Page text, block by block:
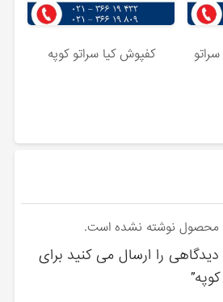
کفپوش کیا سراتو کوپه
محصول نوشته نشده است.
را ارسال می کنید برای